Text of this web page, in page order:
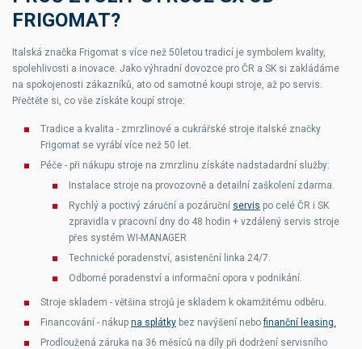
FRIGOMAT?
Italská značka Frigomat s více než 50letou tradicí je symbolem kvality,
spolehlivosti a inovace. Jako výhradní dovozce pro ČR a SK si zakládáme
na spokojenosti zákazníků, ato od samotné koupi stroje, až po servis.
Přečtěte si, co vše získáte koupí stroje:
Tradice a kvalita - zmrzlinové a cukrářské stroje italské značky
Frigomat se vyrábí více než 50 let.
Péče - při nákupu stroje na zmrzlinu získáte nadstadardní služby:
Instalace stroje na provozovně a detailní zaškolení zdarma.
Rychlý a poctivý záruční a pozáruční servis po celé ČR i SK
zpravidla v pracovní dny do 48 hodin + vzdálený servis stroje
přes systém WI-MANAGER
Technické poradenství, asistenční linka 24/7.
Odborné poradenství a informační opora v podnikání.
Stroje skladem - většina strojů je skladem k okamžitému odběru.
Financování - nákup na splátky bez navýšení nebofinanční leasing.
Prodloužená záruka na 36 měsíců na díly při dodržení servisního